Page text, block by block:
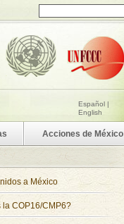
Español |
English
a México
la COP16/CMP6?
Acciones de México